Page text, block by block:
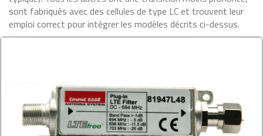
sont fabriqués avec des cellules de type LC et trouvent leur
emploi correct pour intégrer les modèles décrits ci-dessus.